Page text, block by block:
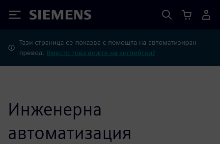
Siemens
Тази страница се показва с помощта на автоматизиран
превод. Вместо това вижте на английски?
Инженерна
автоматизация